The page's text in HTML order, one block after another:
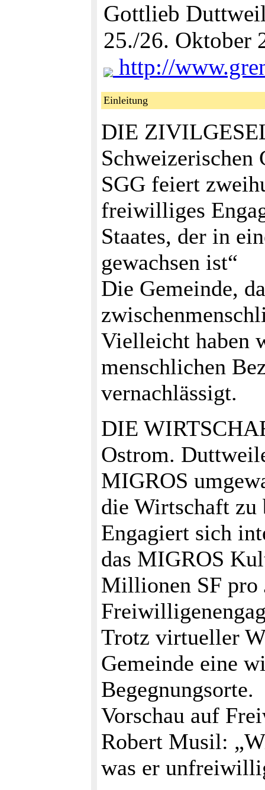
Gottlieb
25./26. Oktober
http://
Einleitung
DIE
Schweizerischen
SGG feiert
freiwilliges
Staates, der in
gewachsen ist“
Die Gemeinde,
Vielleicht haben
menschlichen
vernachlässigt.
DIE
Ostrom.
MIGROS
die Wirtschaft zu
Engagiert sich
das MIGROS
Millionen SF pro
Trotz virtueller
Gemeinde eine
Begegnungsorte.
Vorschau auf
Robert Musil:
was er